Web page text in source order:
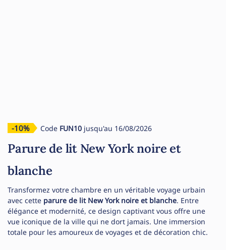
-10% Code FUN10 jusqu'au 16/08/2026
Parure de lit New York noire et
blanche
Transformez votre chambre en un véritable voyage urbain
avec cette parure de lit New York noire et blanche. Entre
élégance et modernité, ce design captivant vous offre une
vue iconique de la ville qui ne dort jamais. Une immersion
totale pour les amoureux de voyages et de décoration chic.